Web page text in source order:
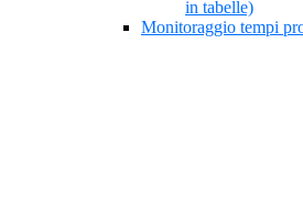
in tabelle)
Monitoraggio tempi